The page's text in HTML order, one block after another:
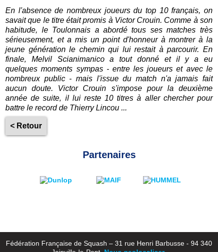
En l'absence de nombreux joueurs du top 10 français, on
savait que le titre était promis à Victor Crouin. Comme à son
habitude, le Toulonnais a abordé tous ses matches très
sérieusement, et a mis un point d'honneur à montrer à la
jeune génération le chemin qui lui restait à parcourir. En
finale, Melvil Scianimanico a tout donné et il y a eu
quelques moments sympas - entre les joueurs et avec le
nombreux public - mais l'issue du match n'a jamais fait
aucun doute. Victor Crouin s'impose pour la deuxième
année de suite, il lui reste 10 titres à aller chercher pour
battre le record de Thierry Lincou ...
< Retour
Partenaires
Fédération Française de Squash – 31 rue Henri Barbusse - 94 340